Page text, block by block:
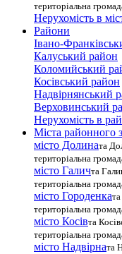
територіальна
Нерухомість в
Райони
Івано-
Калуський район
Коломийський
Косівський район
Надвірнянський
Верховинський
Нерухомість в
Міста районного
місто Долината
територіальна
місто Галичта
територіальна
місто Городенка
територіальна
місто Косівта
територіальна
місто Надвірната